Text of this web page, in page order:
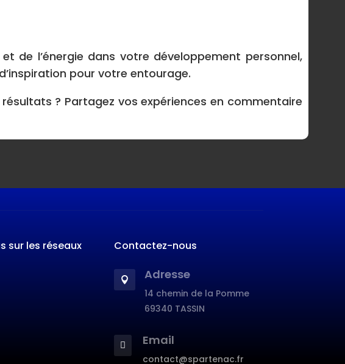
de l’énergie dans votre développement personnel,
pour votre entourage.
? Partagez vos expériences en commentaire
sur les réseaux Contactez-nous
 Adresse
14 chemin de la Pomme
69340 TASSIN
 Email
contact@spartenac.fr